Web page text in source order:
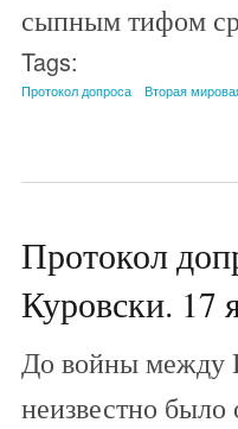
сыпным тифом
Tags:
Протокол допроса Вторая
Протокол
Куровски. 17
До войны между
неизвестно